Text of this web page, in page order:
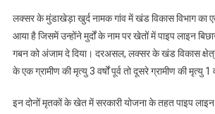
लक्सर के मुंडाखेड़ा खुर्द नामक गांव में खंड विकास विभाग का
आया है जिसमें उन्होंने मुर्दों के नाम पर खेतों में पाइप लाइन
गबन को अंजाम दे दिया। दरअसल, लक्सर के खंड विकास
के एक ग्रामीण की मृत्यु 3 वर्षों पूर्व तो दूसरे ग्रामीण की मृत्यु 1
इन दोनों मृतकों के खेत में सरकारी योजना के तहत पाइप